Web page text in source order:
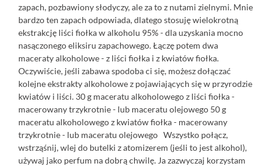
zapach, pozbawiony słodyczy, ale za to z nutami zielnymi. Mnie
bardzo ten zapach odpowiada, dlatego stosuję wielokrotną
ekstrakcję liści fiołka w alkoholu 95% - dla uzyskania mocno
nasączonego eliksiru zapachowego. Łączę potem dwa
maceraty alkoholowe - z liści fiołka i z kwiatów fiołka.
Oczywiście, jeśli zabawa spodoba ci się, możesz dołączać
kolejne ekstrakty alkoholowe z pojawiających się w przyrodzie
kwiatów i liści. 30 g maceratu alkoholowego z liści fiołka -
macerowany trzykrotnie - lub maceratu olejowego 50 g
maceratu alkoholowego z kwiatów fiołka - macerowany
trzykrotnie - lub maceratu olejowego Wszystko połącz,
wstrząśnij, wlej do butelki z atomizerem (jeśli to jest alkohol),
używaj jako perfum na dobrą chwilę. Ja zazwyczaj korzystam